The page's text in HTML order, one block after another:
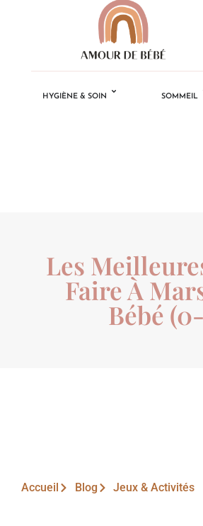
HYGIÈNE & SOIN SOMMEIL
Les
Faire À
Bébé
Accueil Blog Jeux & Activités